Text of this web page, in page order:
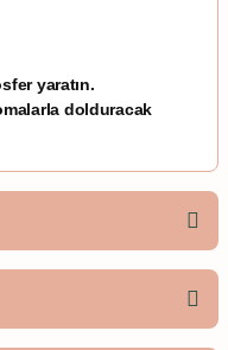
yaratın.
dolduracak
yapın!